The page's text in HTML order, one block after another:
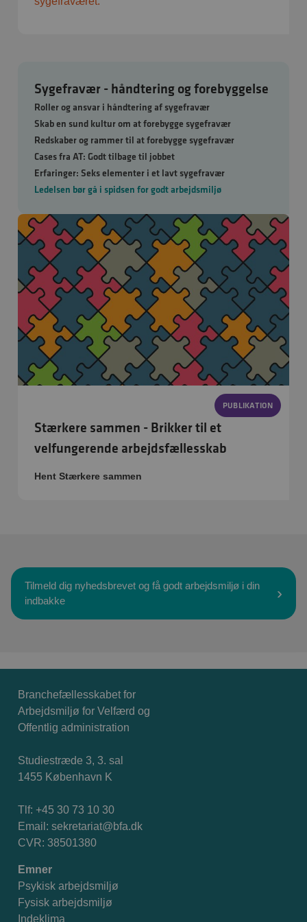
Sygefravær - håndtering og forebyggelse
Roller og ansvar i håndtering af sygefravær
Skab en sund kultur om at forebygge sygefravær
Redskaber og rammer til at forebygge sygefravær
Cases fra AT: Godt tilbage til jobbet
Erfaringer: Seks elementer i et lavt sygefravær
Ledelsen bør gå i spidsen for godt arbejdsmiljø
PUBLIKATION
Stærkere sammen - Brikker til et
velfungerende arbejdsfællesskab
Hent Stærkere sammen
Tilmeld dig nyhedsbrevet og få godt arbejdsmiljø i din
indbakke
Branchefællesskabet for
Arbejdsmiljø for Velfærd og
Offentlig administration
Studiestræde 3, 3. sal
1455 København K
Tlf: +45 30 73 10 30
Email: sekretariat@bfa.dk
CVR: 38501380
Emner
Psykisk arbejdsmiljø
Fysisk arbejdsmiljø
Indeklima